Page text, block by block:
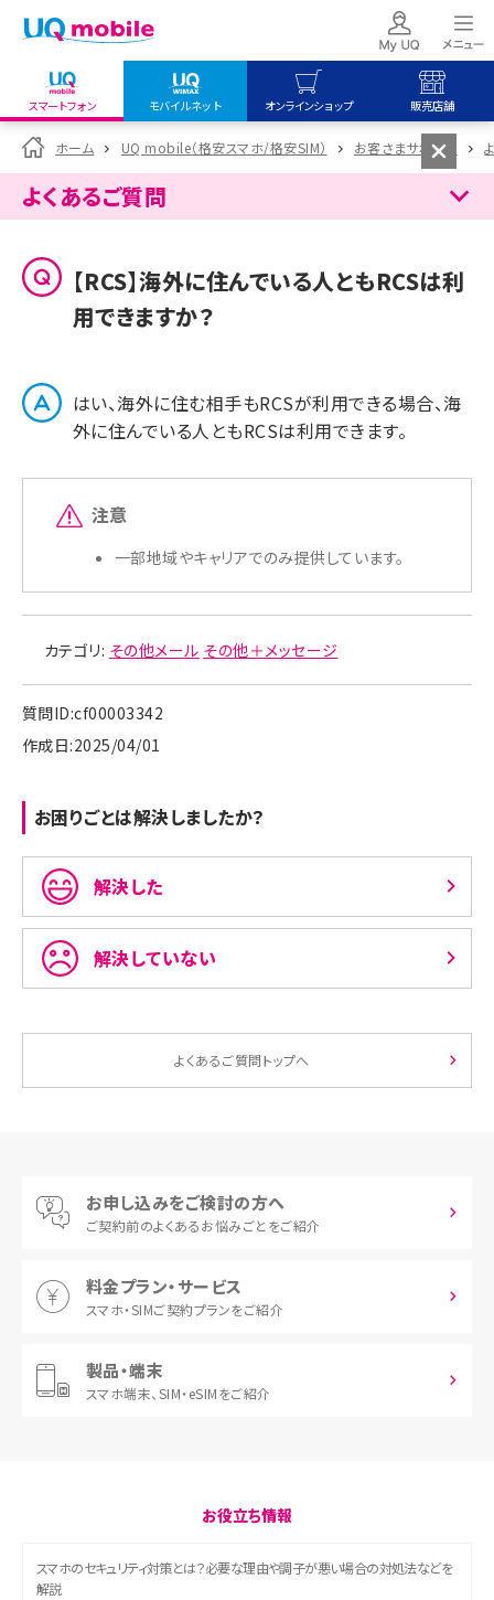
スマートフォン モバイルネット オンラインショップ 販売店舗
my UQ WiMAX
UQ WiMAX ご契約の方
My UQ mobile
UQ mobile
データチャージサイト
UQ mobile
オンラインショップ
UQ WiMAX
UQ mobile
販売店舗
UQ WiMAX
ホーム UQ mobile（格安スマホ/格安SIM） お客さまサポート
よくあるご質問
【RCS】海外に住んでいる人ともRCSは利
用できますか？
はい、海外に住む相手もRCSが利用できる場合、海
外に住んでいる人ともRCSは利用できます。
注意
一部地域やキャリアでのみ提供しています。
カテゴリ: その他メール その他＋メッセージ
質問ID:cf00003342
作成日:2025/04/01
お困りごとは解決しましたか？
解決した
解決していない
よくあるご質問トップへ
お申し込みをご検討の方へ
ご契約前のよくあるお悩みごとをご紹介
料金プラン・サービス
スマホ・SIMご契約プランをご紹介
製品・端末
スマホ端末、 SIM・eSIMをご紹介
お役立ち情報
スマホのセキュリティ対策とは？必要な理由や調子が悪い場合の対処法などを
解説